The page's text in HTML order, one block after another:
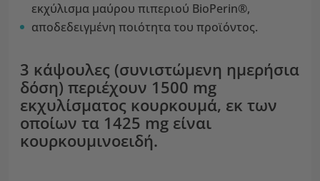
εκχύλισμα μαύρου πιπεριού BioPerin®,
αποδεδειγμένη ποιότητα του προϊόντος.
3 κάψουλες (συνιστώμενη ημερήσια
δόση) περιέχουν 1500 mg
εκχυλίσματος κουρκουμά, εκ των
οποίων τα 1425 mg είναι
κουρκουμινοειδή.